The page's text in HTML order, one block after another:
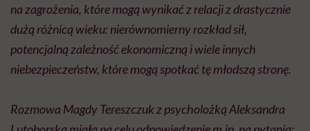
na zagrożenia, które mogą wynikać z relacji z drastycznie
dużą różnicą wieku: nierównomierny rozkład sił,
potencjalną zależność ekonomiczną i wiele innych
niebezpieczeństw, które mogą spotkać tę młodszą stronę.
Rozmowa Magdy Tereszczuk z psycholożką Aleksandra